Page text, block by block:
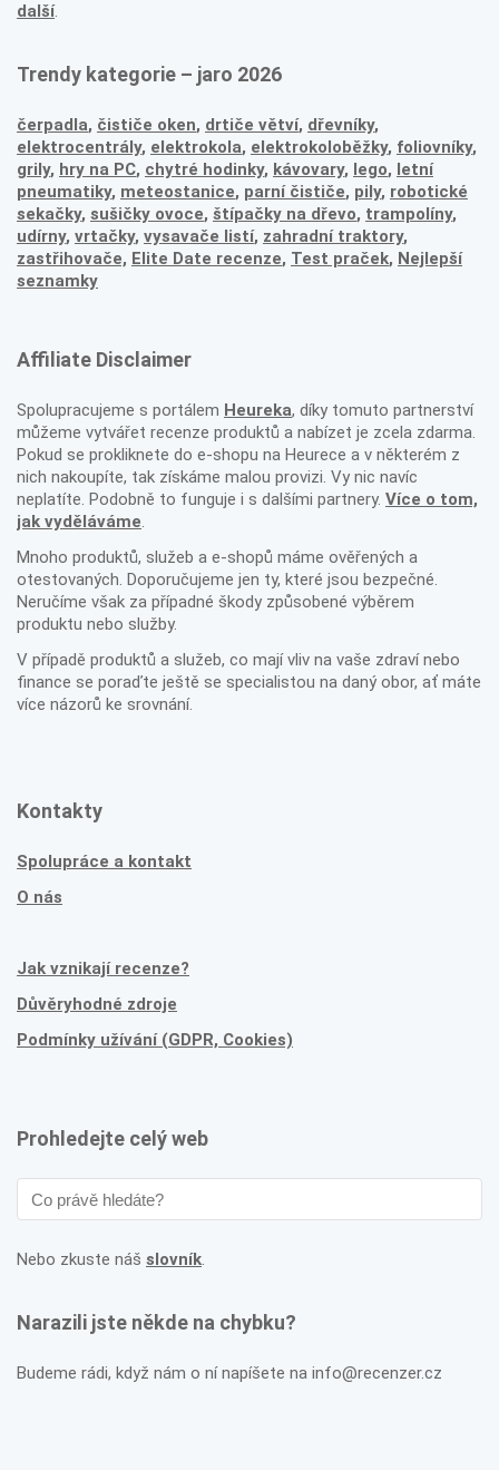
další.
Trendy kategorie – jaro 2026
čerpadla, čističe oken, drtiče větví, dřevníky,
elektrocentrály, elektrokola, elektrokoloběžky, foliovníky,
grily, hry na PC, chytré hodinky, kávovary, lego, letní
pneumatiky, meteostanice, parní čističe, pily, robotické
sekačky, sušičky ovoce, štípačky na dřevo, trampolíny,
udírny, vrtačky, vysavače listí, zahradní traktory,
zastřihovače, Elite Date recenze, Test praček, Nejlepší
seznamky
Affiliate Disclaimer
Spolupracujeme s portálem Heureka, díky tomuto partnerství
můžeme vytvářet recenze produktů a nabízet je zcela zdarma.
Pokud se prokliknete do e-shopu na Heurece a v některém z
nich nakoupíte, tak získáme malou provizi. Vy nic navíc
neplatíte. Podobně to funguje i s dalšími partnery. Více o tom,
jak vyděláváme.
Mnoho produktů, služeb a e-shopů máme ověřených a
otestovaných. Doporučujeme jen ty, které jsou bezpečné.
Neručíme však za případné škody způsobené výběrem
produktu nebo služby.
V případě produktů a služeb, co mají vliv na vaše zdraví nebo
finance se poraďte ještě se specialistou na daný obor, ať máte
více názorů ke srovnání.
Kontakty
Spolupráce a kontakt
O nás
Jak vznikají recenze?
Důvěryhodné zdroje
Podmínky užívání (GDPR, Cookies)
Prohledejte celý web
Nebo zkuste náš slovník.
Narazili jste někde na chybku?
Budeme rádi, když nám o ní napíšete na info@recenzer.cz